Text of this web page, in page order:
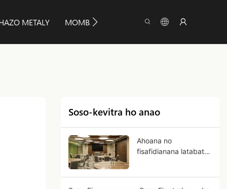
METALY MOMBAMOMBA YUMEYA INFO
Soso-kevitra ho anao
Ahoana no
fisafidianana latabatra